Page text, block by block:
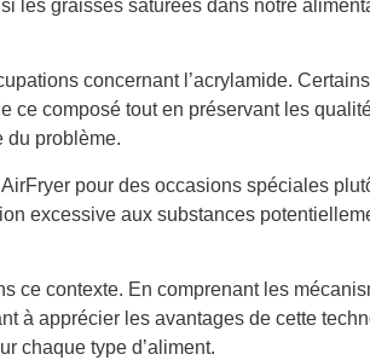
les graisses saturées dans notre
concernant l’acrylamide.
ce composé tout en préservant les
du problème.
pour des occasions spéciales
excessive aux substances
ce contexte. En comprenant les
à apprécier les avantages de cette
chaque type d’aliment.